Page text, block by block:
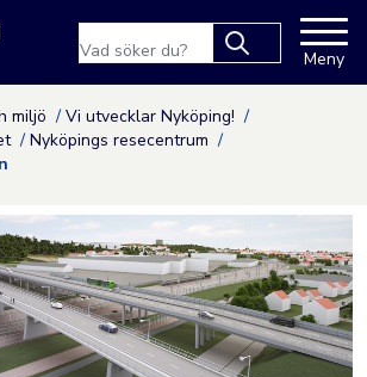
Hoppa till innehåll
kommuns
results.
Meny
miljö
Vi utvecklar Nyköping!
Nyköpings resecentrum